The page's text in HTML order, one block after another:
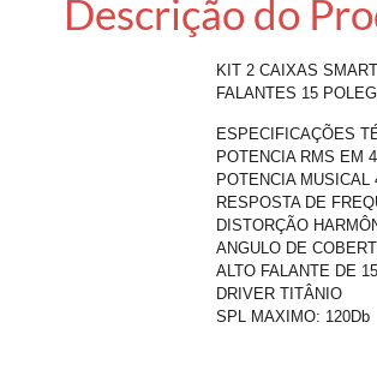
Descrição do
KIT 2 CAIXAS
FALANTES 15
ESPECIFICAÇÕES
POTENCIA RMS EM
POTENCIA MUSICAL
RESPOSTA DE
DISTORÇÃO
ANGULO DE
ALTO FALANTE DE
DRIVER TITÂNIO
SPL MAXIMO: 120Db